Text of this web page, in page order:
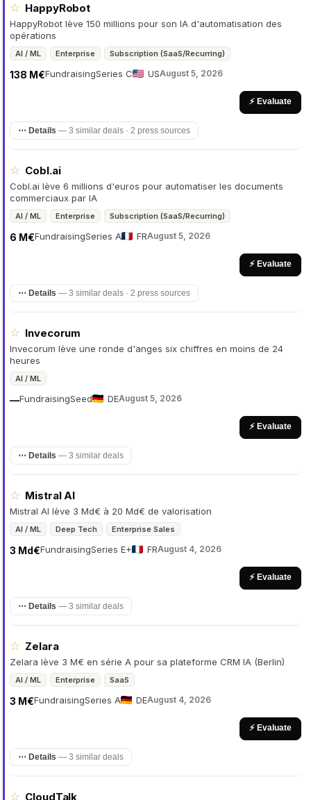
☆ HappyRobot
HappyRobot lève 150 millions pour son IA d'automatisation des
opérations
AI / ML Enterprise Subscription (SaaS/Recurring)
Fundraising
138 M€ Series C USAugust 5, 2026
⚡ Evaluate
⋯ Details — 3 similar deals · 2 press sources
☆ Cobl.ai
Cobl.ai lève 6 millions d'euros pour automatiser les documents
commerciaux par IA
AI / ML Enterprise Subscription (SaaS/Recurring)
Fundraising
6 M€ Series A FRAugust 5, 2026
⚡ Evaluate
⋯ Details — 3 similar deals · 2 press sources
☆ Invecorum
Invecorum lève une ronde d'anges six chiffres en moins de 24
heures
AI / ML
Fundraising
— Seed DEAugust 5, 2026
⚡ Evaluate
⋯ Details — 3 similar deals
☆ Mistral AI
Mistral AI lève 3 Md€ à 20 Md€ de valorisation
AI / ML Deep Tech Enterprise Sales
Fundraising
3 Md€ Series E+ FRAugust 4, 2026
⚡ Evaluate
⋯ Details — 3 similar deals
☆ Zelara
Zelara lève 3 M€ en série A pour sa plateforme CRM IA (Berlin)
AI / ML Enterprise SaaS
Fundraising
3 M€ Series A DEAugust 4, 2026
⚡ Evaluate
⋯ Details — 3 similar deals
☆ CloudTalk